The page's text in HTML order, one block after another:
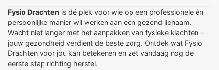
Fysio Drachten is dé plek voor wie op een professionele én
persoonlijke manier wil werken aan een gezond lichaam.
Wacht niet langer met het aanpakken van fysieke klachten –
jouw gezondheid verdient de beste zorg. Ontdek wat Fysio
Drachten voor jou kan betekenen en zet vandaag nog de
eerste stap richting herstel.